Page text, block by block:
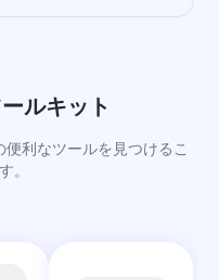
します。その後、リアリ
せるために、カメラの動
タイル、テキストアニメ
された動画をプレビュー
編集することもできま
ルキット
利なツールを見つけるこ
。